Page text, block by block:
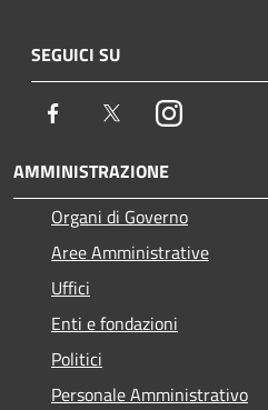
SEGUICI SU
Facebook TwitterInstagram
AMMINISTRAZIONE
Organi di Governo
Aree Amministrative
Uffici
Enti e fondazioni
Politici
Personale Amministrativo